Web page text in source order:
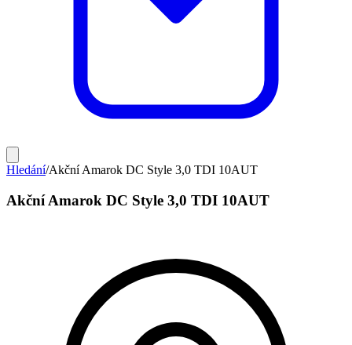
Hledání/Akční Amarok DC Style 3,0 TDI 10AUT
Akční Amarok DC Style 3,0 TDI 10AUT